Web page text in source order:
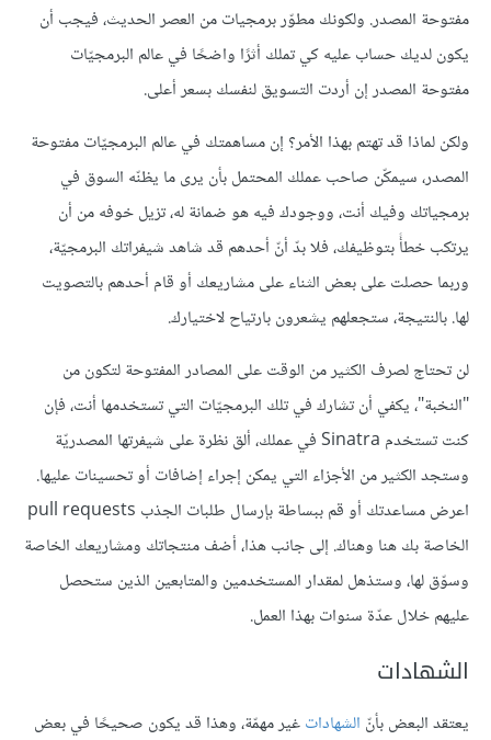
مفتوحة المصدر. ولكونك مطوّر برمجيات من العصر الحديث، فيجب أن
يكون لديك حساب عليه كي تملك أثرًا واضحًا في عالم البرمجيّات
مفتوحة المصدر إن أردت التسويق لنفسك بسعر أعلى.
ولكن لماذا قد تهتم بهذا الأمر؟ إن مساهمتك في عالم البرمجيّات مفتوحة
المصدر، سيمكّن صاحب عملك المحتمل بأن يرى ما يظنّه السوق في
برمجياتك وفيك أنت، ووجودك فيه هو ضمانة له، تزيل خوفه من أن
يرتكب خطأً بتوظيفك، فلا بدّ أنّ أحدهم قد شاهد شيفراتك البرمجيّة،
وربما حصلت على بعض الثناء على مشاريعك أو قام أحدهم بالتصويت
لها. بالنتيجة، ستجعلهم يشعرون بارتياح لاختيارك.
لن تحتاج لصرف الكثير من الوقت على المصادر المفتوحة لتكون من
"النخبة"، يكفي أن تشارك في تلك البرمجيّات التي تستخدمها أنت، فإن
كنت تستخدم Sinatra في عملك، ألق نظرة على شيفرتها المصدريّة
وستجد الكثير من الأجزاء التي يمكن إجراء إضافات أو تحسينات عليها.
اعرض مساعدتك أو قم ببساطة بإرسال طلبات الجذب pull requests
الخاصة بك هنا وهناك. إلى جانب هذا، أضف منتجاتك ومشاريعك الخاصة
وسوّق لها، وستذهل لمقدار المستخدمين والمتابعين الذين ستحصل
عليهم خلال عدّة سنوات بهذا العمل.
الشهادات
يعتقد البعض بأنّ الشهاداتغير مهمّة، وهذا قد يكون صحيحًا في بعض